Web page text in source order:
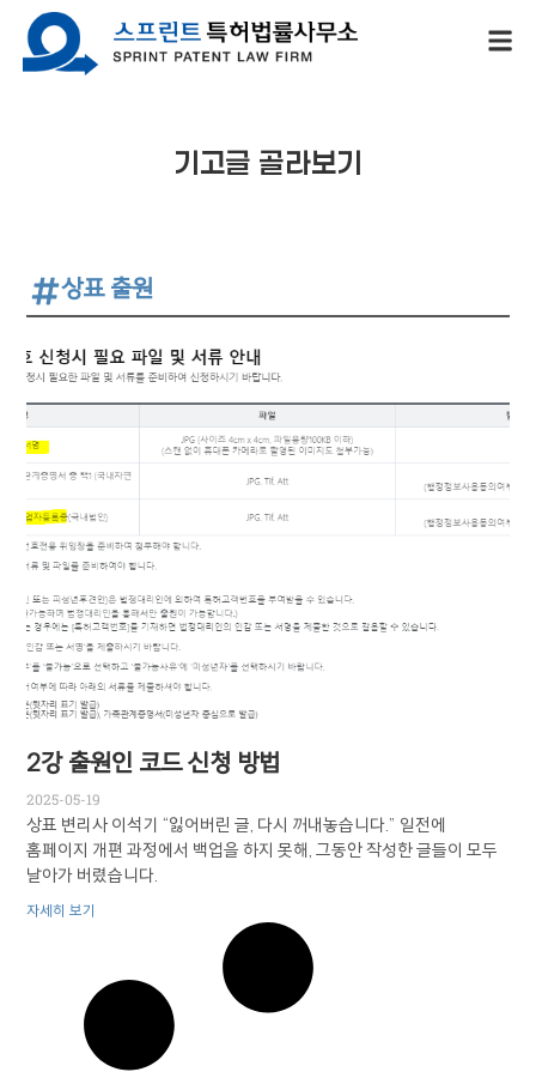
기고글 골라보기
상표 출원
2강 출원인 코드 신청 방법
2025-05-19
상표 변리사 이석기 “잃어버린 글, 다시 꺼내놓습니다.” 일전에
홈페이지 개편 과정에서 백업을 하지 못해, 그동안 작성한 글들이 모두
날아가 버렸습니다.
자세히 보기